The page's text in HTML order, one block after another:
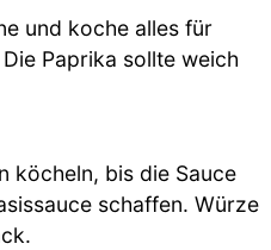
und koche alles für
Paprika sollte weich
köcheln, bis die Sauce
schaffen. Würze